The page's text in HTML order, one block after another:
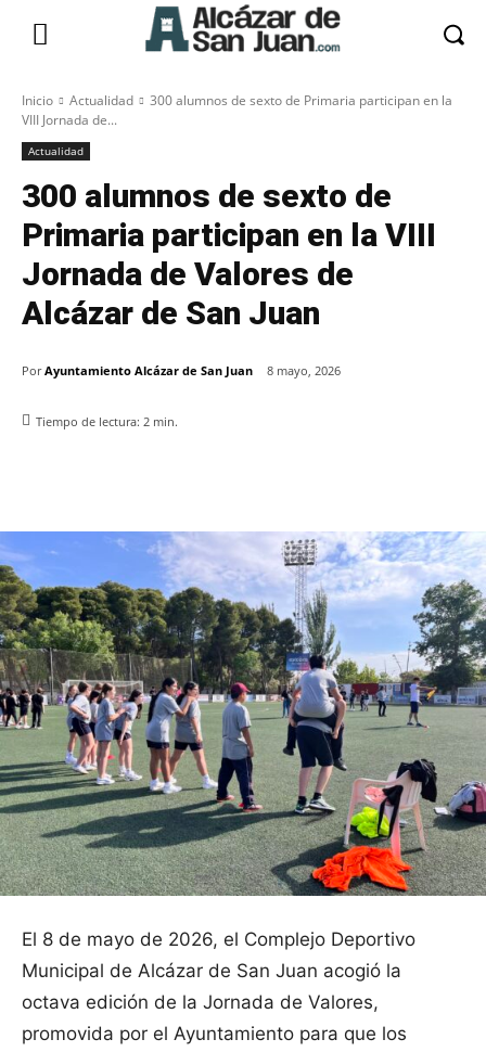
Inicio Actualidad
300 alumnos de sexto de Primaria participan en la
VIII Jornada de...
Actualidad
300 alumnos de sexto de
Primaria participan en la VIII
Jornada de Valores de
Alcázar de San Juan
Por Ayuntamiento Alcázar de San Juan 8 mayo, 2026
Tiempo de lectura: 2 min.
El 8 de mayo de 2026, el Complejo Deportivo
Municipal de Alcázar de San Juan acogió la
octava edición de la Jornada de Valores,
promovida por el Ayuntamiento para que los